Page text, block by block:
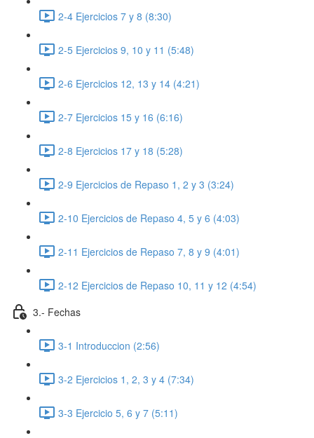
2-4 Ejercicios 7 y 8 (8:30)
2-5 Ejercicios 9, 10 y 11 (5:48)
2-6 Ejercicios 12, 13 y 14 (4:21)
2-7 Ejercicios 15 y 16 (6:16)
2-8 Ejercicios 17 y 18 (5:28)
2-9 Ejercicios de Repaso 1, 2 y 3 (3:24)
2-10 Ejercicios de Repaso 4, 5 y 6 (4:03)
2-11 Ejercicios de Repaso 7, 8 y 9 (4:01)
2-12 Ejercicios de Repaso 10, 11 y 12 (4:54)
3.- Fechas
3-1 Introduccion (2:56)
3-2 Ejercicios 1, 2, 3 y 4 (7:34)
3-3 Ejercicio 5, 6 y 7 (5:11)